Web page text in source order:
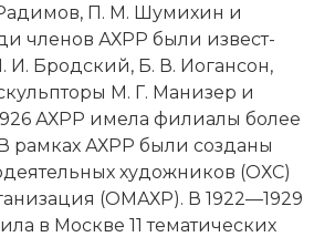
и духовной культуры
отношений
теория и методология
отношений
П. М. Шумихин и
членов АХРР были извест­
Бродский, Б. В. Иоган­сон,
М. Г. Манизер и
АХРР имела филиалы более
рамках АХРР были созданы
художников (ОХС)
(ОМАХР). В 1922—1929
в Москве 11 тематических